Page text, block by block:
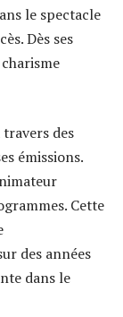
le spectacle
Dès ses
travers des
émissions.
Cette
des années
dans le